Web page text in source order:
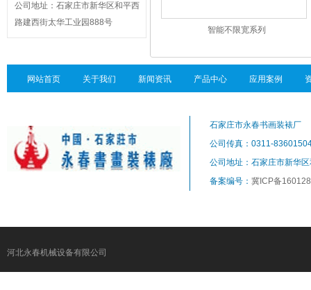
公司地址：石家庄市新华区和平西
路建西街太华工业园888号
智能不限宽系列
网站首页 关于我们 新闻资讯 产品中心 应用案例
石家庄市永春书画装裱厂
公司传真：0311-
公司地址：石家庄市新华
备案编号： 冀ICP备
河北永春机械设备有限公司